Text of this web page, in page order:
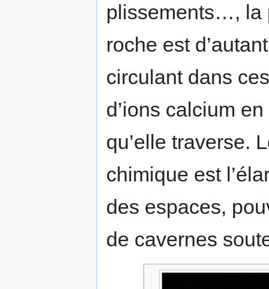
plissements…, la
roche est
circulant dans
d’ions calcium
qu’elle traverse.
chimique est
des espaces,
de cavernes